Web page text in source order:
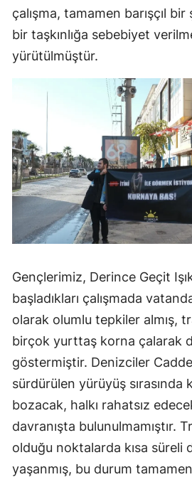
çalışma, tamamen barışçıl
bir taşkınlığa sebebiyet
yürütülmüştür.
Gençlerimiz, Derince Geçit
başladıkları çalışmada
olarak olumlu tepkiler almış,
birçok yurttaş korna çalarak
göstermiştir. Denizciler
sürdürülen yürüyüş sırasında
bozacak, halkı rahatsız
davranışta bulunulmamıştır.
olduğu noktalarda kısa süreli
yaşanmış, bu durum